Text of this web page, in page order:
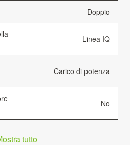
Doppio
Linea IQ
Carico di potenza
No
tutto